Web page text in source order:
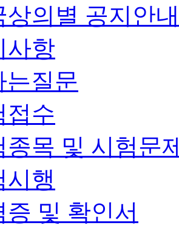
상의별 공지안내
사항
는질문
접수
종목 및 시험문
시행
증 및 확인서